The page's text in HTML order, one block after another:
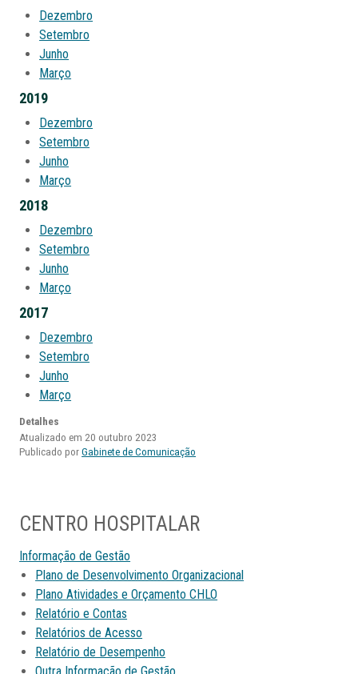
Dezembro
Setembro
Junho
Março
2019
Dezembro
Setembro
Junho
Março
2018
Dezembro
Setembro
Junho
Março
2017
Dezembro
Setembro
Junho
Março
Detalhes
Atualizado em 20 outubro 2023
Publicado porGabinete de Comunicação
CENTRO HOSPITALAR
Informação de Gestão
Plano de Desenvolvimento Organizacional
Plano Atividades e Orçamento CHLO
Relatório e Contas
Relatórios de Acesso
Relatório de Desempenho